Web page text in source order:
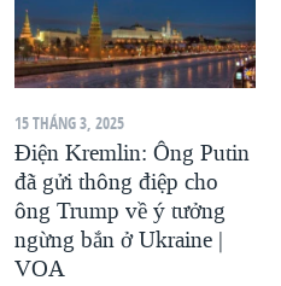
15 THÁNG 3, 2025
Điện Kremlin: Ông Putin
đã gửi thông điệp cho
ông Trump về ý tưởng
ngừng bắn ở Ukraine |
VOA